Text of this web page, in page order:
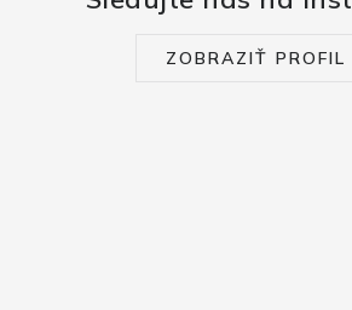
ZOBRAZIŤ PROFIL